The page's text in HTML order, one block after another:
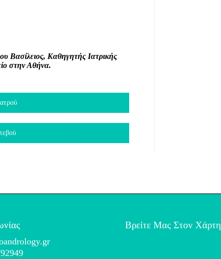
Βασίλειος, Καθηγητής Ιατρικής
στην Αθήνα.
Βρείτε Μας Στον Χάρτη